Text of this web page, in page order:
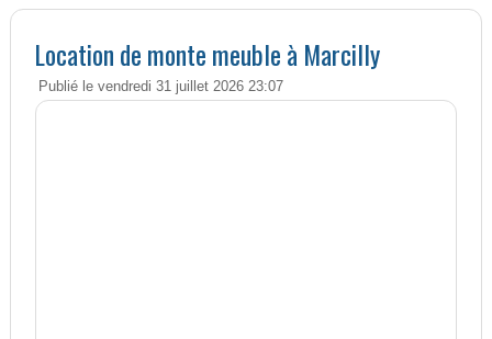
Location de monte meuble à Marcilly
Publié le vendredi 31 juillet 2026 23:07